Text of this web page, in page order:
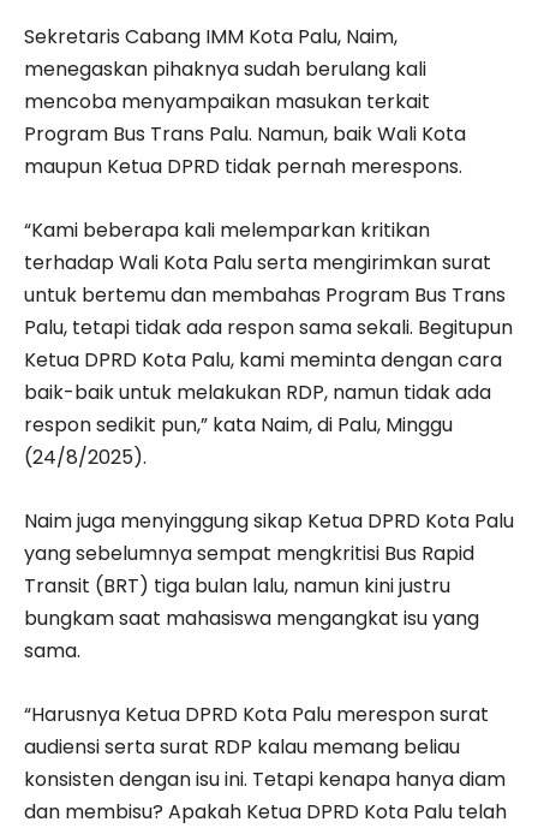
Sekretaris Cabang IMM Kota Palu, Naim,
menegaskan pihaknya sudah berulang kali
mencoba menyampaikan masukan terkait
Program Bus Trans Palu. Namun, baik Wali Kota
maupun Ketua DPRD tidak pernah merespons.
“Kami beberapa kali melemparkan kritikan
terhadap Wali Kota Palu serta mengirimkan surat
untuk bertemu dan membahas Program Bus Trans
Palu, tetapi tidak ada respon sama sekali. Begitupun
Ketua DPRD Kota Palu, kami meminta dengan cara
baik-baik untuk melakukan RDP, namun tidak ada
respon sedikit pun,” kata Naim, di Palu, Minggu
(24/8/2025).
Naim juga menyinggung sikap Ketua DPRD Kota Palu
yang sebelumnya sempat mengkritisi Bus Rapid
Transit (BRT) tiga bulan lalu, namun kini justru
bungkam saat mahasiswa mengangkat isu yang
sama.
“Harusnya Ketua DPRD Kota Palu merespon surat
audiensi serta surat RDP kalau memang beliau
konsisten dengan isu ini. Tetapi kenapa hanya diam
dan membisu? Apakah Ketua DPRD Kota Palu telah